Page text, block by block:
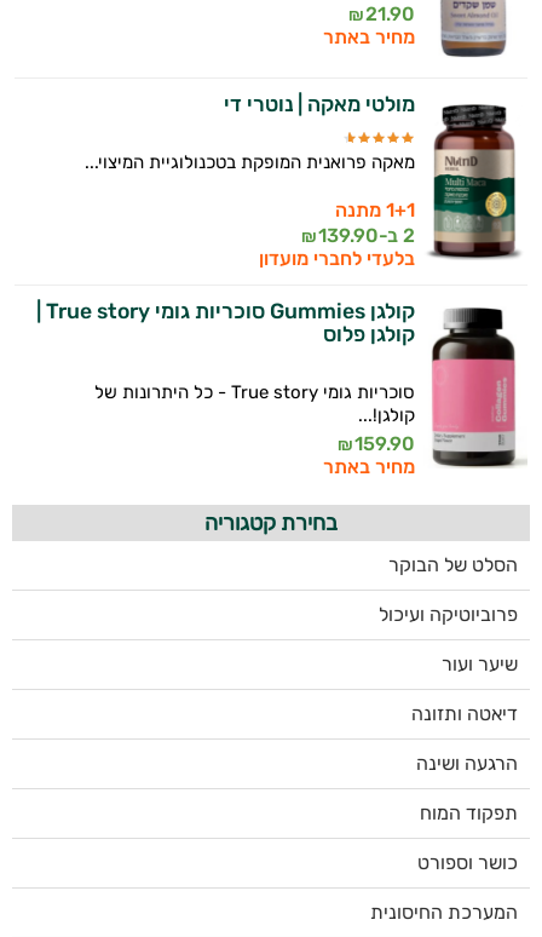
21.90
₪
מחיר באתר
מולטי מאקה | נוטרי די
מאקה פרואנית המופקת בטכנולוגיית המיצוי...
1+1 מתנה
2 ב-
139.90
₪
בלעדי לחברי מועדון
קולגן פלוס
סוכריות גומי True story - כל היתרונות של
קולגן!...
159.90
₪
מחיר באתר
בחירת קטגוריה
הסלט של הבוקר
פרוביוטיקה ועיכול
שיער ועור
דיאטה ותזונה
הרגעה ושינה
תפקוד המוח
כושר וספורט
המערכת החיסונית